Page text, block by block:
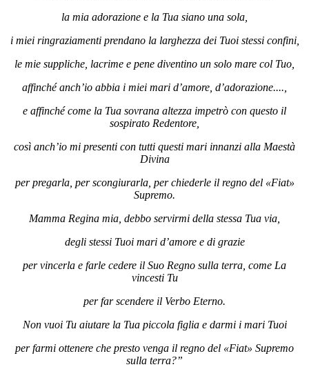
la mia adorazione e la Tua siano una sola,
i miei ringraziamenti prendano la larghezza dei Tuoi stessi confini,
le mie suppliche, lacrime e pene diventino un solo mare col Tuo,
affinché anch’io abbia i miei mari d’amore, d’adorazione....,
e affinché come la Tua sovrana altezza impetrò con questo il
sospirato Redentore,
così anch’io mi presenti con tutti questi mari innanzi alla Maestà
Divina
per pregarla, per scongiurarla, per chiederle il regno del «Fiat»
Supremo.
Mamma Regina mia, debbo servirmi della stessa Tua via,
degli stessi Tuoi mari d’amore e di grazie
per vincerla e farle cedere il Suo Regno sulla terra, come La
vincesti Tu
per far scendere il Verbo Eterno.
Non vuoi Tu aiutare la Tua piccola figlia e darmi i mari Tuoi
per farmi ottenere che presto venga il regno del «Fiat» Supremo
sulla terra?”